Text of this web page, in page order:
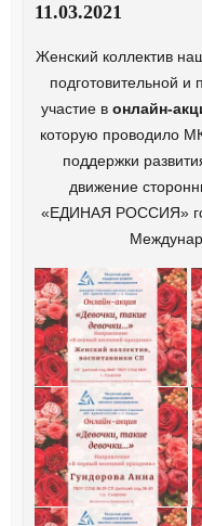
11.03.2021
Женский коллектив
подготовительной
участие в онлайн-
которую проводило
поддержки
движение
«ЕДИНАЯ РОССИЯ»